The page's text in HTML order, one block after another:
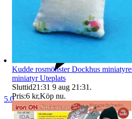
5.0
Kudde rosmönster Dockhus
miniatyr Uteplats
Sluttid21:31 9 aug 21:31 .
Pris:6 kr,Köp nu.